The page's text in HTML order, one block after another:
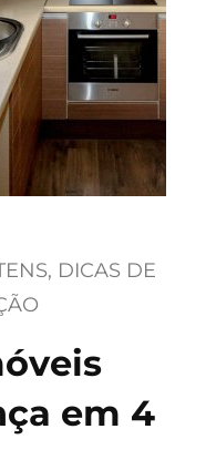
, DICAS DE
em 4